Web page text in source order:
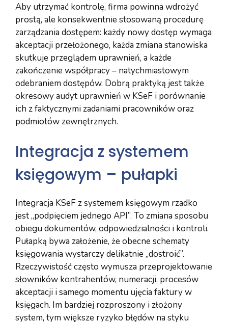
Aby utrzymać kontrolę, firma powinna wdrożyć
prostą, ale konsekwentnie stosowaną procedurę
zarządzania dostępem: każdy nowy dostęp wymaga
akceptacji przełożonego, każda zmiana stanowiska
skutkuje przeglądem uprawnień, a każde
zakończenie współpracy – natychmiastowym
odebraniem dostępów. Dobrą praktyką jest także
okresowy audyt uprawnień w KSeF i porównanie
ich z faktycznymi zadaniami pracowników oraz
podmiotów zewnętrznych.
Integracja z systemem
księgowym – pułapki
Integracja KSeF z systemem księgowym rzadko
jest „podpięciem jednego API”. To zmiana sposobu
obiegu dokumentów, odpowiedzialności i kontroli.
Pułapką bywa założenie, że obecne schematy
księgowania wystarczy delikatnie „dostroić”.
Rzeczywistość często wymusza przeprojektowanie
słowników kontrahentów, numeracji, procesów
akceptacji i samego momentu ujęcia faktury w
księgach. Im bardziej rozproszony i złożony
system, tym większe ryzyko błędów na styku